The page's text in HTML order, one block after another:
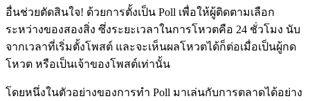
อื่นช่วยตัดสินใจ! ด้วยการตั้งเป็น Poll เพื่อให้ผู้ติดตามเลือก
ระหว่างของสองสิ่ง ซึ่งระยะเวลาในการโหวตคือ 24 ชั่วโมง นับ
จากเวลาที่เริ่มตั้งโพสต์ และจะเห็นผลโหวตได้ก็ต่อเมื่อเป็นผู้กด
โหวต หรือเป็นเจ้าของโพสต์เท่านั้น
โดยหนึ่งในตัวอย่างของการทำ Poll มาเล่นกับการตลาดได้อย่าง